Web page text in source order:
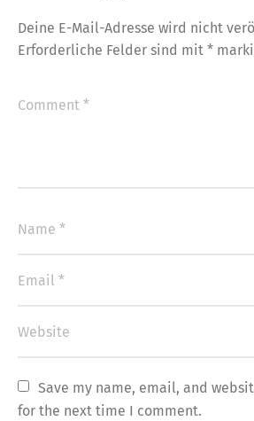
Deine E-Mail-Adresse wird nicht
Erforderliche Felder sind mit *
Save my name, email, and
for the next time I comment.